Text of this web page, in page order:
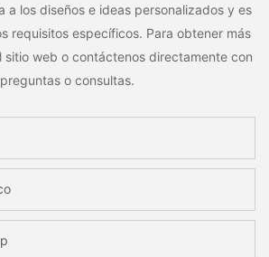
a los diseños e ideas personalizados y es
requisitos específicos. Para obtener más
sitio web o contáctenos directamente con
preguntas o consultas.